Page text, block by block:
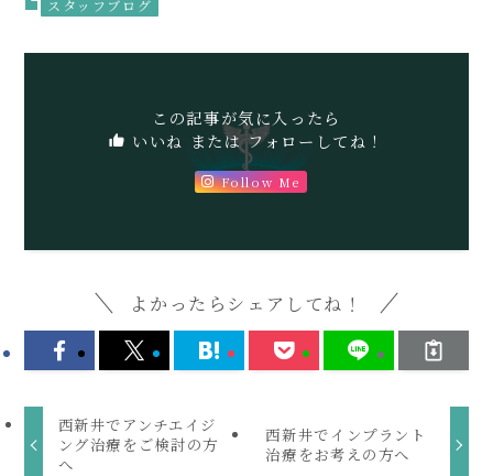
スタッフブログ
この記事が気に入ったら
いいね または フォローしてね！
Follow Me
よかったらシェアしてね！
西新井でアンチエイジ
ング治療をご検討の方
へ
西新井でインプラント
治療をお考えの方へ